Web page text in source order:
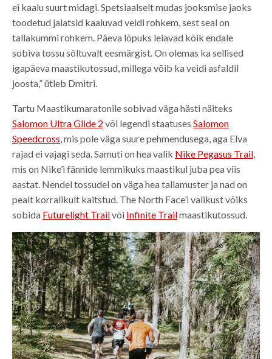
ei kaalu suurt midagi. Spetsiaalselt mudas jooksmise jaoks
toodetud jalatsid kaaluvad veidi rohkem, sest seal on
tallakummi rohkem. Päeva lõpuks leiavad kõik endale
sobiva tossu sõltuvalt eesmärgist. On olemas ka sellised
igapäeva maastikutossud, millega võib ka veidi asfaldil
joosta,” ütleb Dmitri.
Tartu Maastikumaratonile sobivad väga hästi näiteks
Salomon Ultra Glide 2 või legendi staatuses Salomon
Speedcross, mis pole väga suure pehmendusega, aga Elva
rajad ei vajagi seda. Samuti on hea valik Nike Pegasus Trail,
mis on Nike’i fännide lemmikuks maastikul juba pea viis
aastat. Nendel tossudel on väga hea tallamuster ja nad on
pealt korralikult kaitstud. The North Face’i valikust võiks
sobida Futurelight Trailvõi Infinite Trailmaastikutossud.